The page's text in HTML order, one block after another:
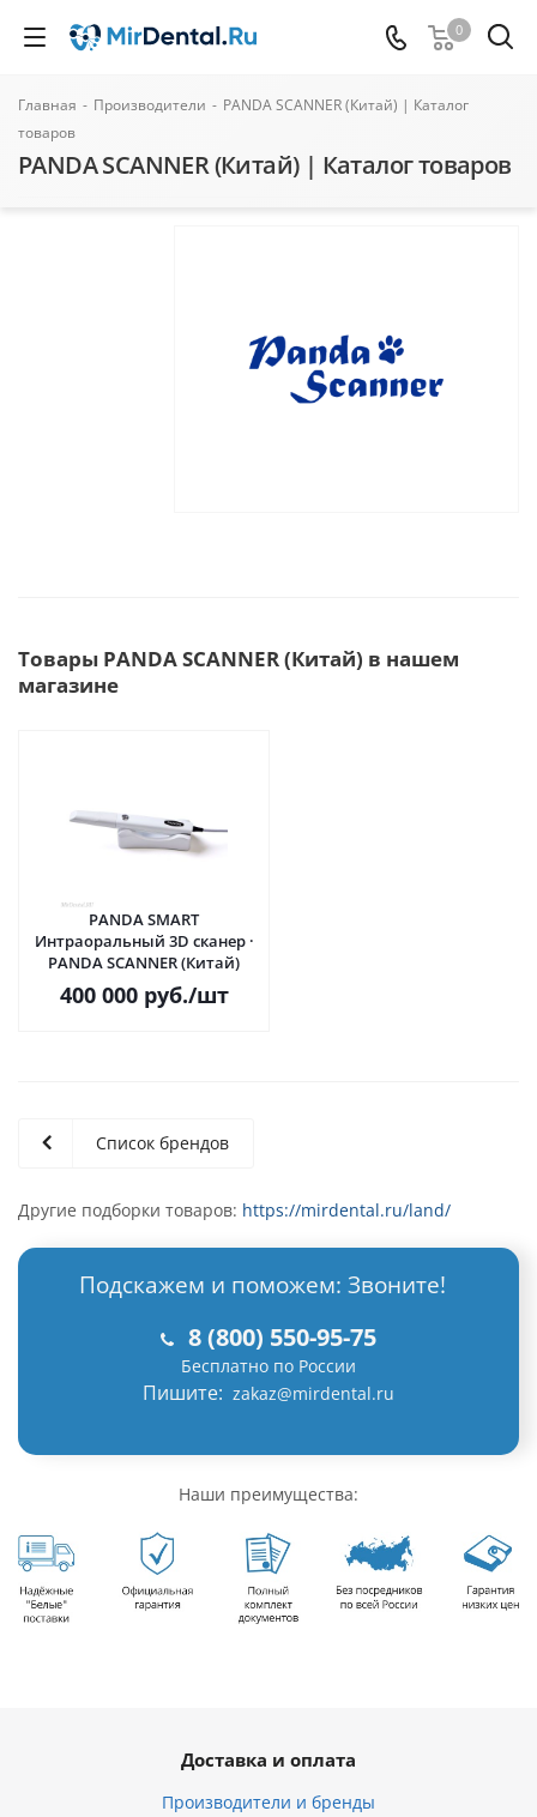
0
Главная - Производители - PANDA SCANNER (Китай) | Каталог
товаров
PANDA SCANNER (Китай) | Каталог товаров
Товары PANDA SCANNER (Китай) в нашем
магазине
PANDA SMART
Интраоральный 3D сканер ·
PANDA SCANNER (Китай)
400 000руб./шт
Список брендов
Другие подборки товаров: https://mirdental.ru/land/
Подскажем и поможем: Звоните!
8 (800) 550-95-75
Бесплатно по России
Пишите: zakaz@mirdental.ru
Наши преимущества:
Доставка и оплата
Производители и бренды